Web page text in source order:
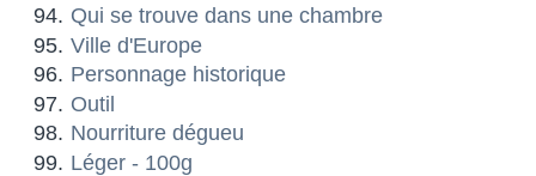
Qui se trouve dans une chambre
Ville d'Europe
Personnage historique
Outil
Nourriture dégueu
Léger - 100g